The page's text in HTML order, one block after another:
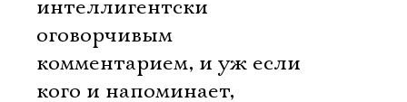
интеллигентски
оговорчивым
комментарием, и уж если
кого и напоминает,